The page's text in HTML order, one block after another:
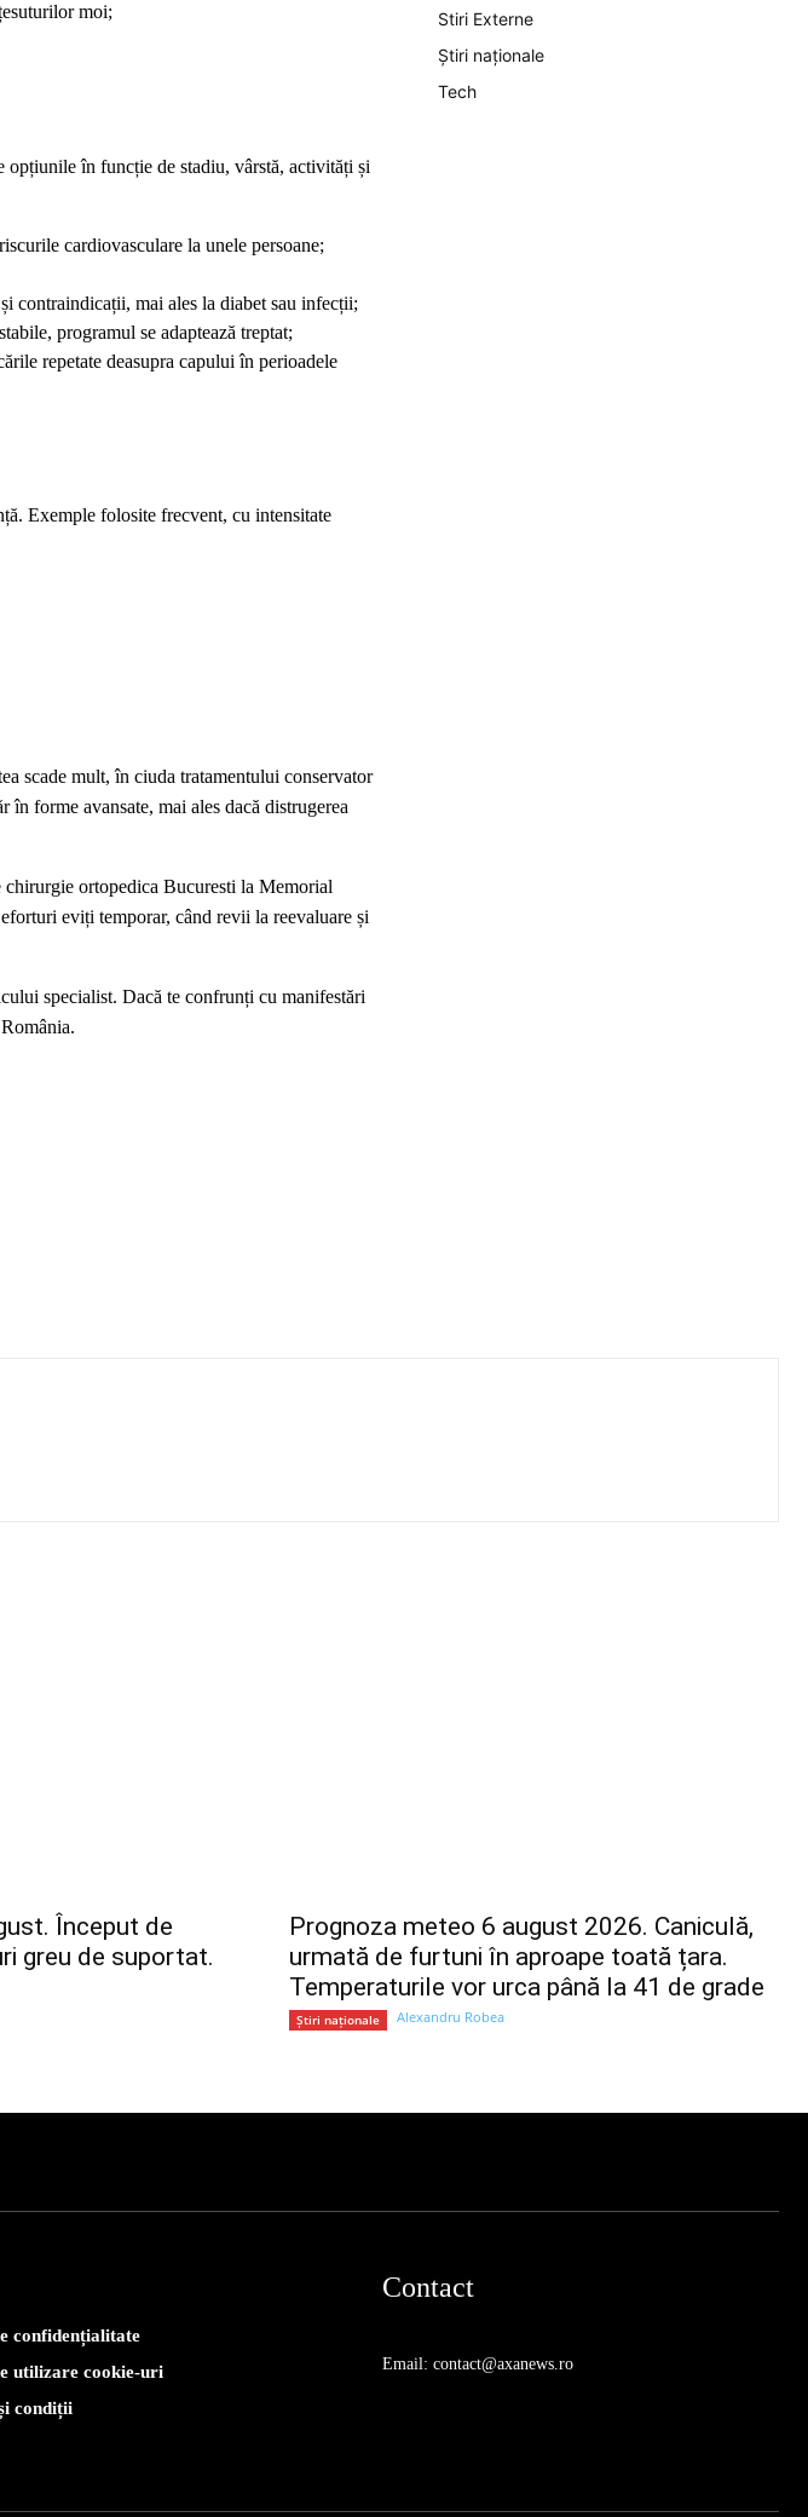
moi;
în funcție de stadiu, vârstă, activități și
cardiovasculare la unele persoane;
contraindicații, mai ales la diabet sau infecții;
programul se adaptează treptat;
repetate deasupra capului în perioadele
Exemple folosite frecvent, cu intensitate
scade mult, în ciuda tratamentului conservator
forme avansate, mai ales dacă distrugerea
ortopedica Bucuresti la Memorial
eviți temporar, când revii la reevaluare și
specialist. Dacă te confrunți cu manifestări
Stiri Externe
Știri naționale
Tech
Început de
greu de suportat.
Prognoza meteo 6 august 2026. Caniculă,
urmată de furtuni în aproape toată țara.
Temperaturile vor urca până la 41 de grade
Știri naționale Alexandru Robea
confidențialitate
utilizare cookie-uri
condiții
Contact
Email: contact@axanews.ro